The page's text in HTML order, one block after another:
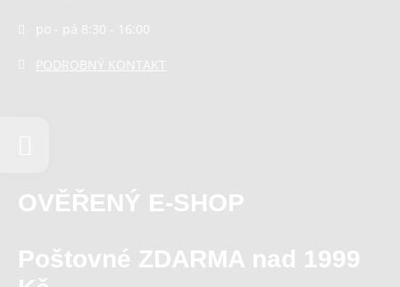
po - pá 8:30 - 16:00
PODROBNÝ KONTAKT
OVĚŘENÝ E-SHOP
Poštovné ZDARMA nad 1999